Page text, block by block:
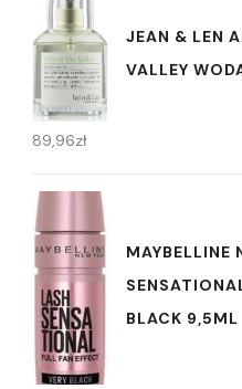
JEAN & LEN
VALLEY
89,96zł
MAYBELLINE
BLACK 9,5ML